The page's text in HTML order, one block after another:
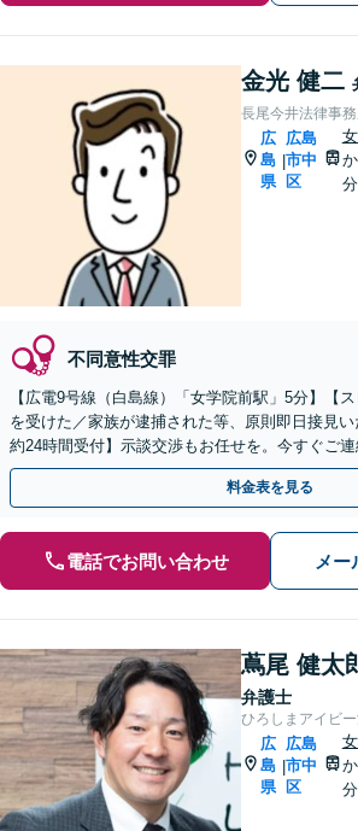
金光 健二
長尾今井法律事
広
島
県
|
広島
市中
区
分
不同意性交罪
【広電9号線（白島線）「女学院前駅」5分】【
を受けた／家族が逮捕された等、原則即日接見
約24時間受付】示談交渉もお任せを。今すぐご
相談無料】【休日・夜間対応可】
料金表を見る
電話でお問い合わせ メー
蔦尾 健太
弁護士
ひろしまアイビ
広
島
県
|
広島
市中
区
分